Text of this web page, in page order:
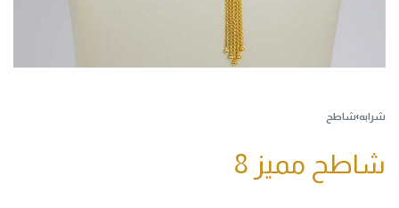
شرابه›شاطح
شاطح مميز 8